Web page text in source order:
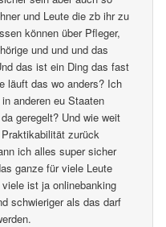
und Leute die zb ihr zu
können über Pfleger,
und und und das
das ist ein Ding das fast
läuft das wo anders? Ich
anderen eu Staaten
geregelt? Und wie weit
zurück
ich alles super sicher
ganze für viele Leute
ist ja onlinebanking
schwieriger als das darf